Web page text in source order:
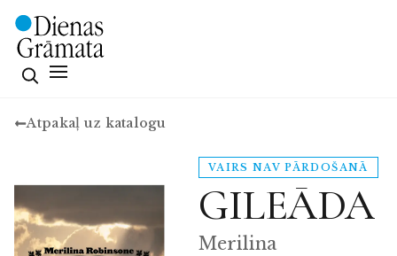
Atpakaļ uz katalogu
VAIRS NAV PĀRDOŠANĀ
GILEĀDA
Merilina